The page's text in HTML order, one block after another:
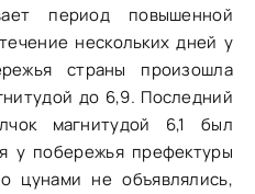
период повышенной
нескольких дней у
страны произошла
до 6,9. Последний
магнитудой 6,1 был
у побережья префектуры
цунами не объявлялись,